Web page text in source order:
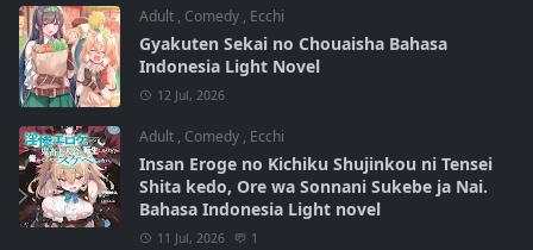
Adult , Comedy , Ecchi
Gyakuten Sekai no Chouaisha Bahasa
Indonesia Light Novel
12 Jul, 2026
Adult , Comedy , Ecchi
Insan Eroge no Kichiku Shujinkou ni Tensei
Shita kedo, Ore wa Sonnani Sukebe ja Nai.
Bahasa Indonesia Light novel
11 Jul, 2026 1